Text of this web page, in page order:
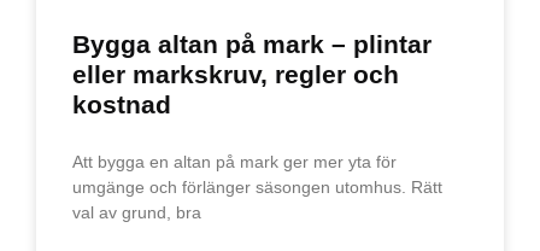
Bygga altan på mark – plintar
eller markskruv, regler och
kostnad
Att bygga en altan på mark ger mer yta för
umgänge och förlänger säsongen utomhus. Rätt
val av grund, bra